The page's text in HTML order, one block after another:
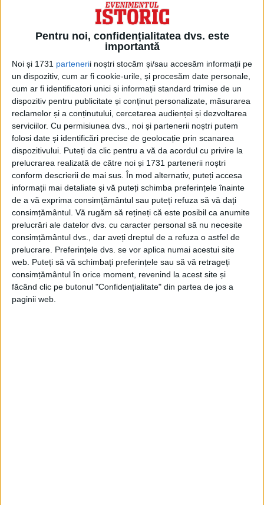
Pentru noi, confidențialitatea dvs. este
importantă
Noi și 1731 partenerii noștri stocăm și/sau accesăm informații pe
un dispozitiv, cum ar fi cookie-urile, și procesăm date personale,
cum ar fi identificatori unici și informații standard trimise de un
dispozitiv pentru publicitate și conținut personalizate, măsurarea
reclamelor și a conținutului, cercetarea audienței și dezvoltarea
serviciilor. Cu permisiunea dvs., noi și partenerii noștri putem
folosi date și identificări precise de geolocație prin scanarea
dispozitivului. Puteți da clic pentru a vă da acordul cu privire la
prelucrarea realizată de către noi și 1731 partenerii noștri
conform descrierii de mai sus. În mod alternativ, puteți accesa
informații mai detaliate și vă puteți schimba preferințele înainte
de a vă exprima consimțământul sau puteți refuza să vă dați
consimțământul. Vă rugăm să rețineți că este posibil ca anumite
prelucrări ale datelor dvs. cu caracter personal să nu necesite
consimțământul dvs., dar aveți dreptul de a refuza o astfel de
prelucrare. Preferințele dvs. se vor aplica numai acestui site
web. Puteți să vă schimbați preferințele sau să vă retrageți
consimțământul în orice moment, revenind la acest site și
făcând clic pe butonul "Confidențialitate" din partea de jos a
paginii web.
putut vorbi despre realizările sale. În 1973,
când șeful serviciilor secrete franceze
Gustave Bertrand și-a publicat memoriile,
ziarele poloneze au început să caute
spărgători de coduri. Abia atunci Rejewski
a ieșit în evidență ca fiind cel care a spart
codul Enigma.
EFORTURILE LUI MARIAN REJEWSKI
DE A SPARGE CODUL ȘI DESPRE
MODUL ÎN CARE CUNOȘTINȚELE AU
FOST ÎMPĂRTĂȘITE CU ALIAȚII
BRITANICI ȘI FRANCEZI
Dillwyn Knox de la Bletchley Park a format
o relație de lucru strânsă cu Rejewski, care
a transmis descoperirile poloneze echipei
de la Bletchley Park în timp ce țara sa era